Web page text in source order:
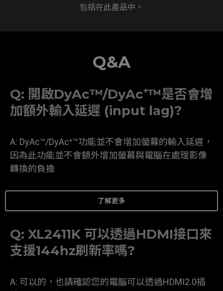
包括在此產品中。
Q&A
Q: 開啟DyAc™/DyAc⁺™是否會增
加額外輸入延遲 (input lag)?
A: DyAc™/DyAc⁺™功能並不會增加螢幕的輸入延遲，
因為此功能並不會額外增加螢幕與電腦在處理影像
轉換的負擔
了解更多
Q: XL2411K 可以透過HDMI接口來
支援144hz刷新率嗎?
A: 可以的，也請確認您的電腦可以透過HDMI2.0插